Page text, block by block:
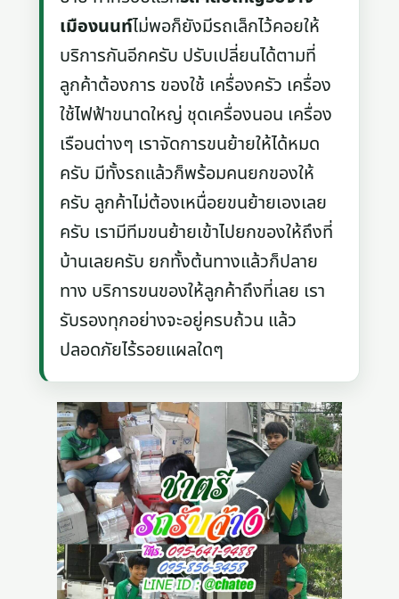
เมืองนนท์ไม่พอก็ยังมีรถเล็กไว้คอยให้
บริการกันอีกครับ ปรับเปลี่ยนได้ตามที่
ลูกค้าต้องการ ของใช้ เครื่องครัว เครื่อง
ใช้ไฟฟ้าขนาดใหญ่ ชุดเครื่องนอน เครื่อง
เรือนต่างๆ เราจัดการขนย้ายให้ได้หมด
ครับ มีทั้งรถแล้วก็พร้อมคนยกของให้
ครับ ลูกค้าไม่ต้องเหนื่อยขนย้ายเองเลย
ครับ เรามีทีมขนย้ายเข้าไปยกของให้ถึงที่
บ้านเลยครับ ยกทั้งต้นทางแล้วก็ปลาย
ทาง บริการขนของให้ลูกค้าถึงที่เลย เรา
รับรองทุกอย่างจะอยู่ครบถ้วน แล้ว
ปลอดภัยไร้รอยแผลใดๆ